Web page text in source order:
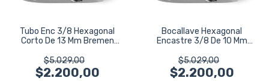
Tubo Enc 3/8 Hexagonal
Corto De 13 Mm Bremen
$5.029,00
$2.200,00
Bocallave Hexagonal
Encastre 3/8 De 10 Mm
$5.029,00
$2.200,00